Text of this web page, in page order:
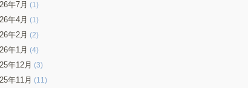
年7月 (1)
年4月 (1)
年2月 (2)
年1月 (4)
年12月 (3)
年11月 (11)